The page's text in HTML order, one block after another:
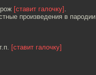
[ставит галочку] .
произведения в пародии
[ставит галочку]